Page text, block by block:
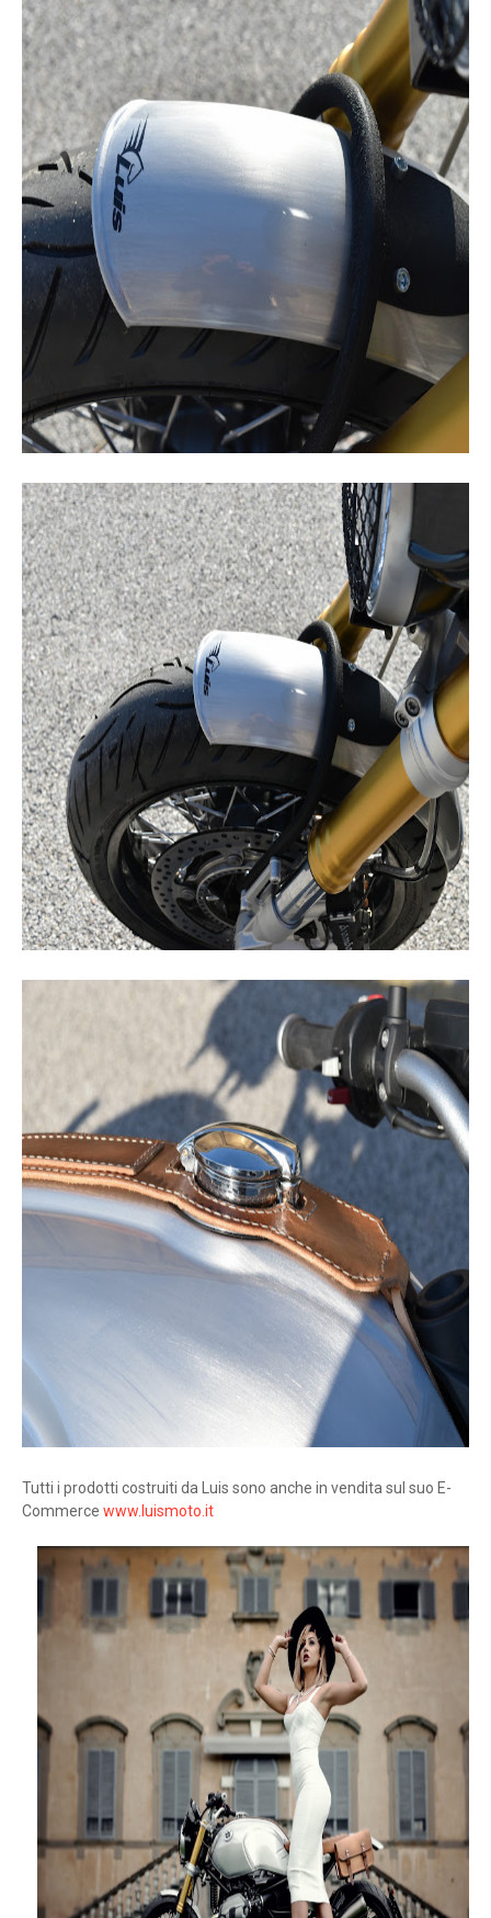
Tutti i prodotti costruiti da Luis sono anche in vendita sul suo E-
Commerce www.luismoto.it